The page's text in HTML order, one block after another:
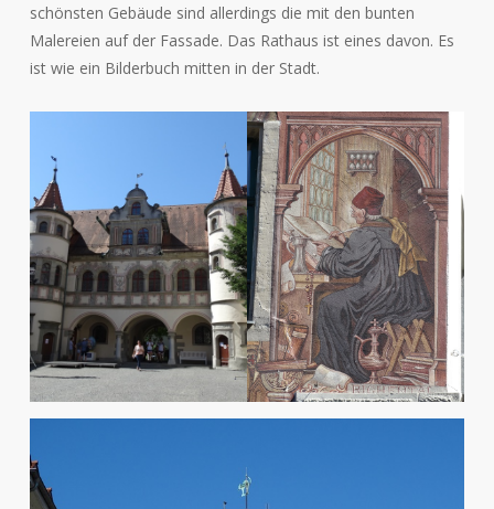
schönsten Gebäude sind allerdings die mit den bunten
Malereien auf der Fassade. Das Rathaus ist eines davon. Es
ist wie ein Bilderbuch mitten in der Stadt.